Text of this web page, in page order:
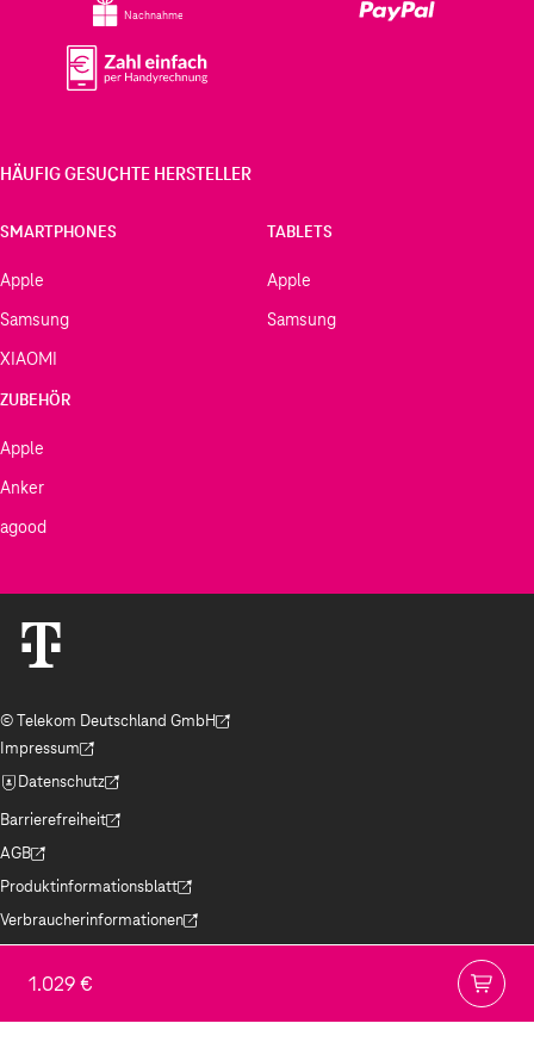
1.029 €
Nachnahme
HÄUFIG GESUCHTE HERSTELLER
SMARTPHONES
Apple
Samsung
XIAOMI
TABLETS
Apple
Samsung
ZUBEHÖR
Apple
Anker
agood
© Telekom Deutschland GmbH
(Der Link wird in einem neuen Tab geöffnet)
Impressum
(Der Link wird in einem neuen Tab geöffnet)
Datenschutz
(Der Link wird in einem neuen Tab geöffnet)
Barrierefreiheit
(Der Link wird in einem neuen Tab geöffnet)
AGB
(Der Link wird in einem neuen Tab geöffnet)
Produktinformationsblatt
(Der Link wird in einem neuen Tab geöffnet)
Verbraucherinformationen
(Der Link wird in einem neuen Tab geöffnet)
Hinweise ElektroG/BattG
(Der Link wird in einem neuen Tab geöffnet)